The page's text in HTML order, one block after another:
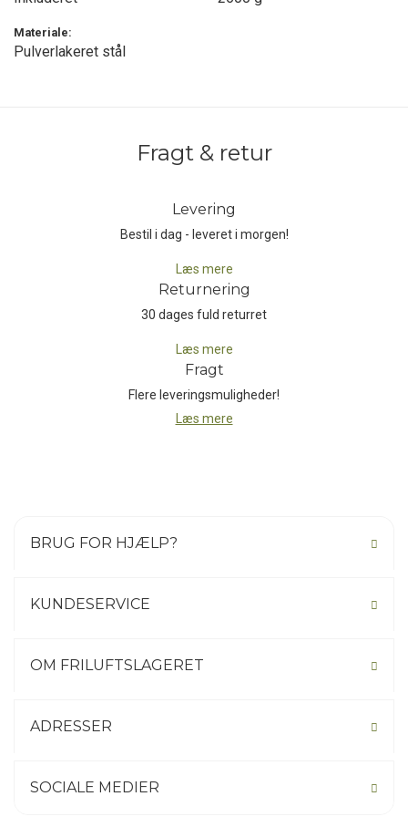
Med nem opsætning og stor funktionalitet er Outwell
Varmeafledningsplade & Vindafskærmning en uundværlig
Materiale:
Pulverlakeret stål
Fragt & retur
Levering
Bestil i dag - leveret i morgen!
Læs mere
Returnering
30 dages fuld returret
Læs mere
Fragt
Flere leveringsmuligheder!
Læs mere
BRUG FOR HJÆLP?
KUNDESERVICE
OM FRILUFTSLAGERET
ADRESSER
SOCIALE MEDIER